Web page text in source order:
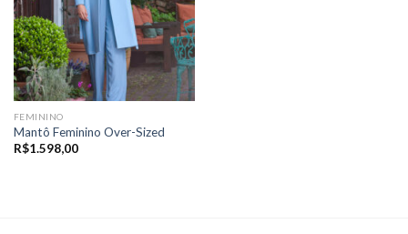
FEMININO
Mantô Feminino Over-Sized
R$1.598,00